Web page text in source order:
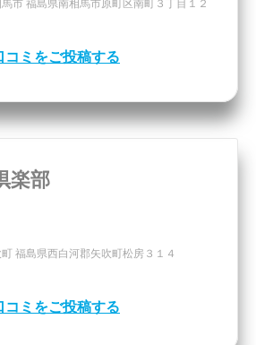
市 福島県南相馬市原町区南町３丁目１２
コミをご投稿する
楽部
福島県西白河郡矢吹町松房３１４
コミをご投稿する